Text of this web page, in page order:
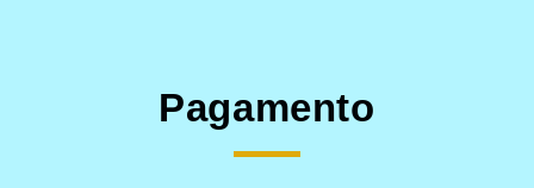
Pagamento